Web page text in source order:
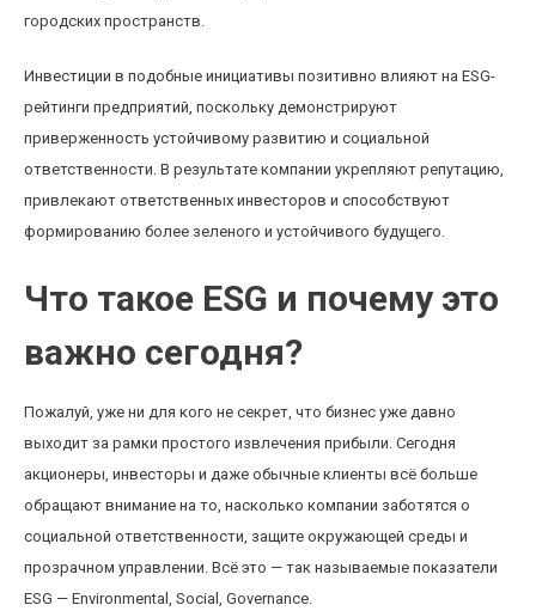
городских пространств.
Инвестиции в подобные инициативы позитивно влияют на ESG-
рейтинги предприятий, поскольку демонстрируют
приверженность устойчивому развитию и социальной
ответственности. В результате компании укрепляют репутацию,
привлекают ответственных инвесторов и способствуют
формированию более зеленого и устойчивого будущего.
Что такое ESG и почему это
важно сегодня?
Пожалуй, уже ни для кого не секрет, что бизнес уже давно
выходит за рамки простого извлечения прибыли. Сегодня
акционеры, инвесторы и даже обычные клиенты всё больше
обращают внимание на то, насколько компании заботятся о
социальной ответственности, защите окружающей среды и
прозрачном управлении. Всё это — так называемые показатели
ESG — Environmental, Social, Governance.